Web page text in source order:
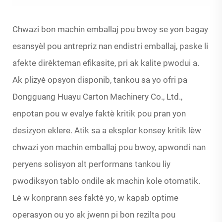
Chwazi bon machin emballaj pou bwoy se yon bagay
esansyèl pou antrepriz nan endistri emballaj, paske li
afekte dirèkteman efikasite, pri ak kalite pwodui a.
Ak plizyè opsyon disponib, tankou sa yo ofri pa
Dongguang Huayu Carton Machinery Co., Ltd.,
enpotan pou w evalye faktè kritik pou pran yon
desizyon eklere. Atik sa a eksplor konsey kritik lèw
chwazi yon machin emballaj pou bwoy, apwondi nan
peryens solisyon alt performans tankou liy
pwodiksyon tablo ondile ak machin kole otomatik.
Lè w konprann ses faktè yo, w kapab optime
operasyon ou yo ak jwenn pi bon rezilta pou